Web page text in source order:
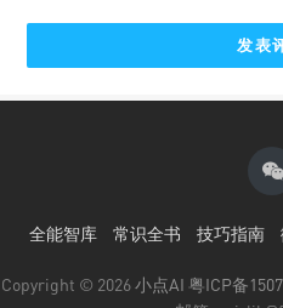
全能智库 常识全书 技巧指南
Copyright © 2026小点AI 粤ICP备